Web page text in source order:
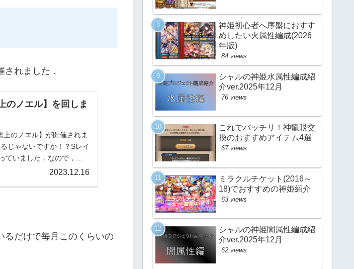
されました．
のノエル】を回しま
のノエル】が開催されま
じゃないですか！？Sレイ
いました．なので，今
2023.12.16
るだけで毎月このくらいの
神姫初心者へ序盤におすす
めしたい火属性編成(2026
年版)
84 views
シャルの神姫水属性編成紹
介ver.2025年12月
76 views
これでバッチリ！神龍眼交
換のおすすめアイテム4選
67 views
ミラクルチケット(2016～
18)でおすすめの神姫紹介
63 views
シャルの神姫闇属性編成紹
介ver.2025年12月
62 views